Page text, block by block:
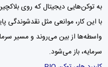
به توکن‌هایی دیجیتال که روی
با این کار، موانعی مثل نقدشوندگی
واسطه‌ها از بین می‌روند و مسیر
سرمایه، باز می‌شود.